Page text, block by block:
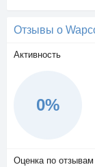
Отзывы о
Активность
0%
Оценка по отзывам